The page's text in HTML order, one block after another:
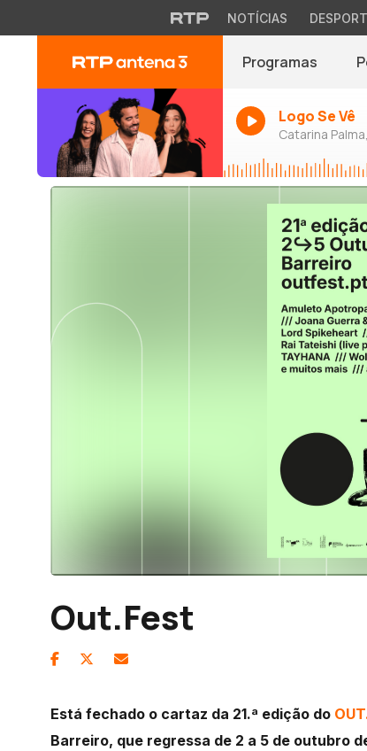
NOTÍCIAS
Programas
Logo Se Vê
Catarina
Out.Fest
Está fechado o cartaz da 21.ª edição do
Barreiro, que regressa de 2 a 5 de outubro